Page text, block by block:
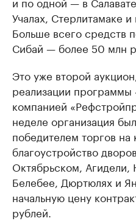
Учалах, Стерлитамаке
Больше всего средств
Сибай — более 50 млн
Это уже второй
реализации
компанией
неделе организация
победителем торгов на
благоустройство
Октябрьском, Агидели,
Белебее, Дюртюлях и
начальную цену
рублей.